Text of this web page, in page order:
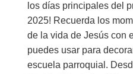
los días principales del
2025! Recuerda los
de la vida de Jesús con
puedes usar para
escuela parroquial.